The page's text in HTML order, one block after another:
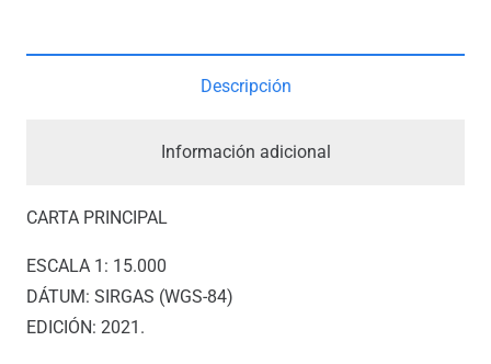
Descripción
Información adicional
CARTA PRINCIPAL
ESCALA 1: 15.000
DÁTUM: SIRGAS (WGS-84)
EDICIÓN: 2021.